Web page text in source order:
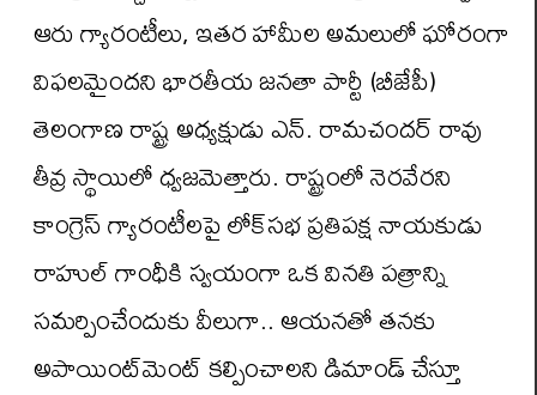
ఆరు గ్యారంటీలు, ఇతర హామీల అమలులో ఘోరంగా
విఫలమైందని భారతీయ జనతా పార్టీ (బీజేపీ)
తెలంగాణ రాష్ట్ర అధ్యక్షుడు ఎన్. రామచందర్ రావు
తీవ్ర స్థాయిలో ధ్వజమెత్తారు. రాష్ట్రంలో నెరవేరని
కాంగ్రెస్ గ్యారంటీలపై లోక్‌సభ ప్రతిపక్ష నాయకుడు
రాహుల్ గాంధీకి స్వయంగా ఒక వినతి పత్రాన్ని
సమర్పించేందుకు వీలుగా.. ఆయనతో తనకు
అపాయింట్‌మెంట్ కల్పించాలని డిమాండ్ చేస్తూ